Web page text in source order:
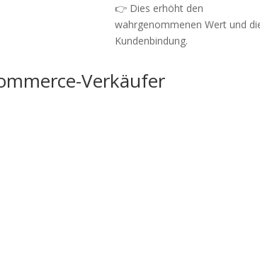
👉 Dies erhöht den
wahrgenommenen Wert und
Kundenbindung.
Verkäufer